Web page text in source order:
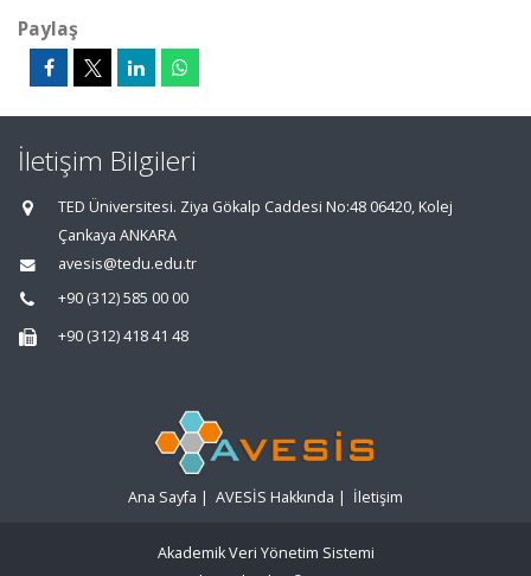
Paylaş
İletişim Bilgileri
TED Üniversitesi. Ziya Gökalp Caddesi No:48 06420, Kolej
Çankaya ANKARA
avesis@tedu.edu.tr
+90 (312) 585 00 00
+90 (312) 418 41 48
Ana Sayfa | AVESİS Hakkında | İletişim
Akademik Veri Yönetim Sistemi